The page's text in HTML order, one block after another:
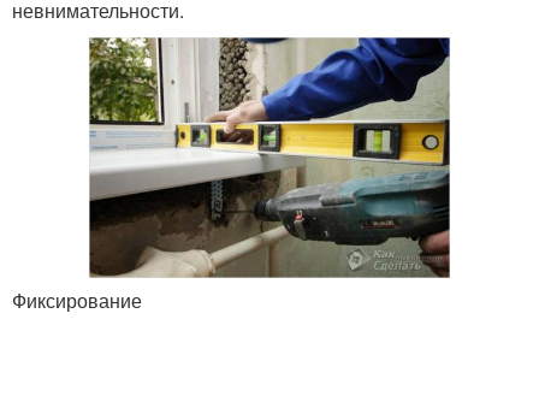
невнимательности.
Фиксирование